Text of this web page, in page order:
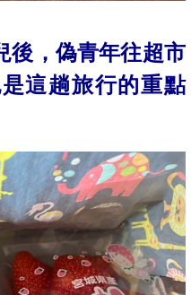
後，偽青年往超市
這趟旅行的重點